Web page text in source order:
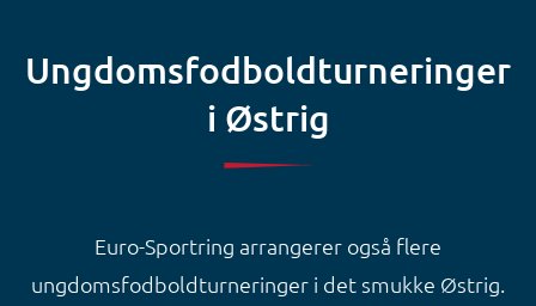
Ungdomsfodboldturneringer
i Østrig
Euro-Sportring arrangerer også flere
ungdomsfodboldturneringer i det smukke Østrig.